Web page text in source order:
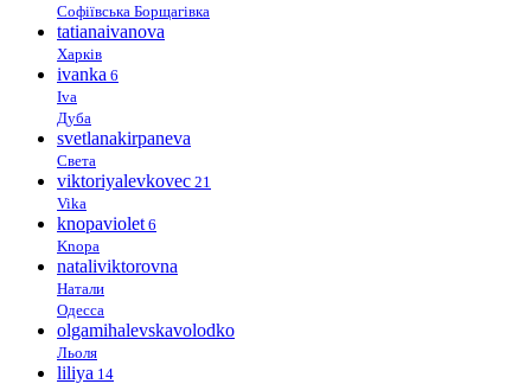
Софіївська Борщагівка
tatianaivanova
Харків
ivanka 6
Iva
Дуба
svetlanakirpaneva
Света
viktoriyalevkovec 21
Vika
knopaviolet 6
Knopa
nataliviktorovna
Натали
Одесса
olgamihalevskavolodko
Льоля
liliya 14